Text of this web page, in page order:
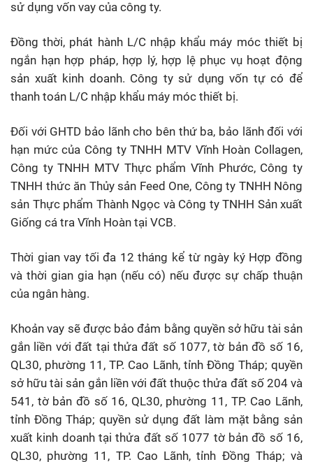
sử dụng vốn vay của công ty.
Đồng thời, phát hành L/C nhập khẩu máy móc thiết bị
ngắn hạn hợp pháp, hợp lý, hợp lệ phục vụ hoạt động
sản xuất kinh doanh. Công ty sử dụng vốn tự có để
thanh toán L/C nhập khẩu máy móc thiết bị.
Đối với GHTD bảo lãnh cho bên thứ ba, bảo lãnh đối với
hạn mức của Công ty TNHH MTV Vĩnh Hoàn Collagen,
Công ty TNHH MTV Thực phẩm Vĩnh Phước, Công ty
TNHH thức ăn Thủy sản Feed One, Công ty TNHH Nông
sản Thực phẩm Thành Ngọc và Công ty TNHH Sản xuất
Giống cá tra Vĩnh Hoàn tại VCB.
Thời gian vay tối đa 12 tháng kể từ ngày ký Hợp đồng
và thời gian gia hạn (nếu có) nếu được sự chấp thuận
của ngân hàng.
Khoản vay sẽ được bảo đảm bằng quyền sở hữu tài sản
gắn liền với đất tại thửa đất số 1077, tờ bản đồ số 16,
QL30, phường 11, TP. Cao Lãnh, tỉnh Đồng Tháp; quyền
sở hữu tài sản gắn liền với đất thuộc thửa đất số 204 và
541, tờ bản đồ số 16, QL30, phường 11, TP. Cao Lãnh,
tỉnh Đồng Tháp; quyền sử dụng đất làm mặt bằng sản
xuất kinh doanh tại thửa đất số 1077 tờ bản đồ số 16,
QL30, phường 11, TP. Cao Lãnh, tỉnh Đồng Tháp; và